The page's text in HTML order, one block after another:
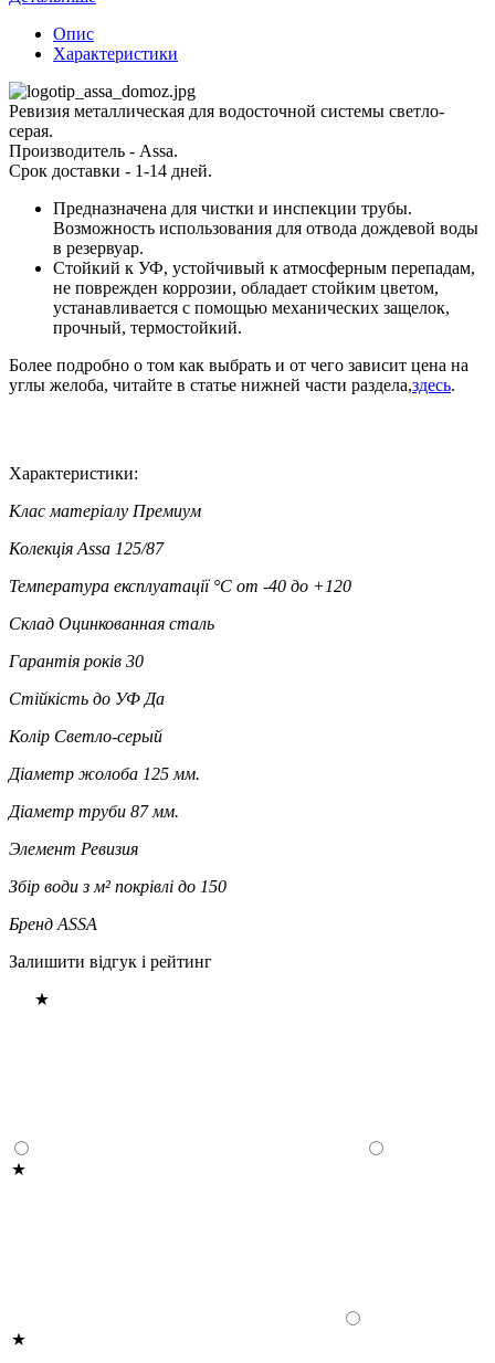
Опис
Характеристики
Ревизия металлическая для водосточной системы светло-
серая.
Производитель - Assa.
Срок доставки - 1-14 дней.
Предназначена для чистки и инспекции трубы.
Возможность использования для отвода дождевой воды
в резервуар.
Стойкий к УФ, устойчивый к атмосферным перепадам,
не поврежден коррозии, обладает стойким цветом,
устанавливается с помощью механических защелок,
прочный, термостойкий.
Более подробно о том как выбрать и от чего зависит цена на
углы желоба, читайте в статье нижней части раздела,здесь.
Характеристики:
Клас матеріалу Премиум
Колекція Assa 125/87
Температура експлуатації °C от -40 до +120
Склад Оцинкованная сталь
Гарантія років 30
Стійкість до УФ Да
Колір Светло-серый
Діаметр жолоба 125 мм.
Діаметр труби 87 мм.
Элемент Ревизия
Збір води з м² покрівлі до 150
Бренд ASSA
Залишити відгук і рейтинг